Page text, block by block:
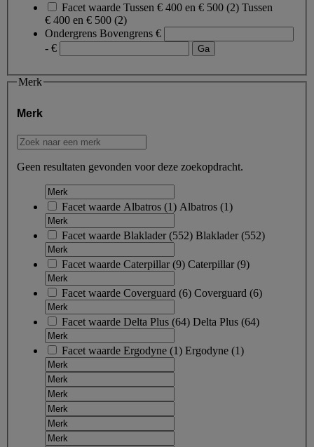
Facet waarde Tussen € 400 en € 500 (2) Tussen
€ 400 en € 500 (2)
Ondergrens Bovengrens €
- €
Merk
Merk
Geen resultaten gevonden voor deze zoekopdracht.
Facet waarde Albatros (1) Albatros (1)
Facet waarde Blaklader(552) Blaklader(552)
Facet waarde Caterpillar(9) Caterpillar(9)
Facet waarde Coverguard (6) Coverguard (6)
Facet waarde Delta Plus (64) Delta Plus (64)
Facet waarde Ergodyne (1) Ergodyne (1)